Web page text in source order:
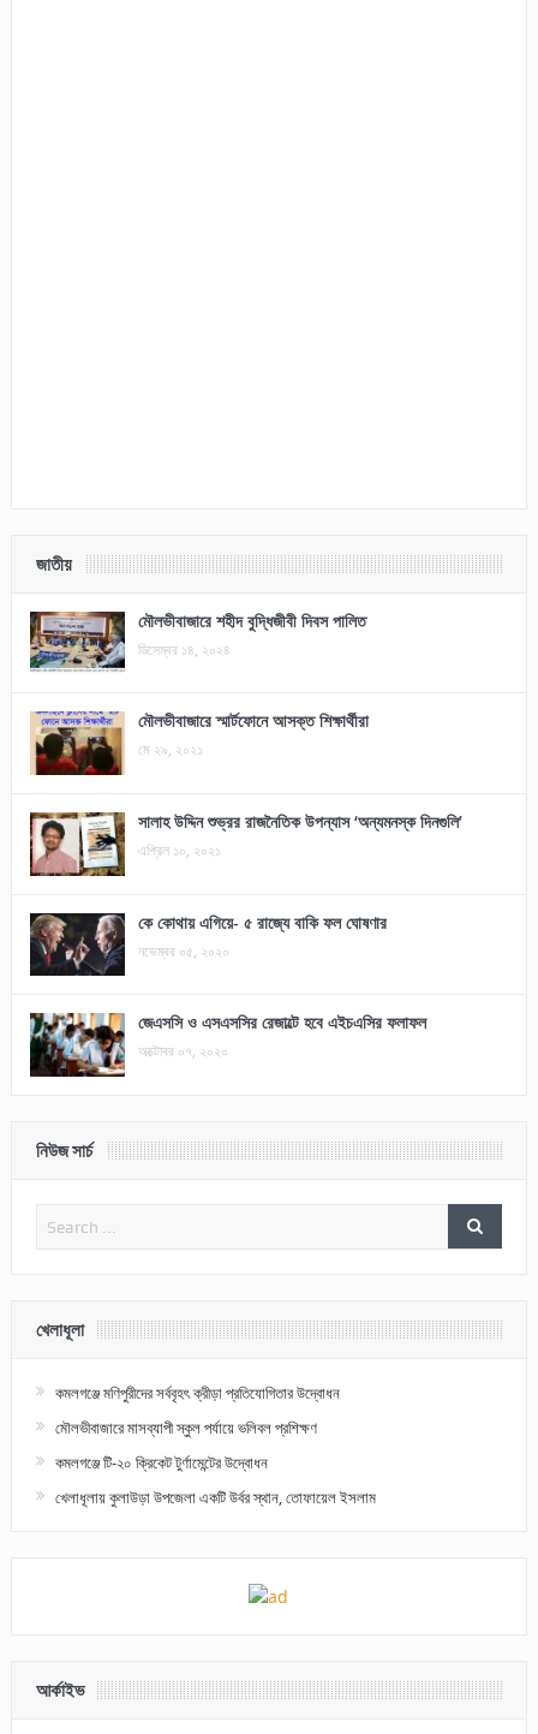
জাতীয়
মৌলভীবাজারে শহীদ বুদ্ধিজীবী দিবস পালিত
ডিসেম্বর ১৪, ২০২৪
মৌলভীবাজারে স্মার্টফোনে আসক্ত শিক্ষার্থীরা
মে ২৯, ২০২১
সালাহ উদ্দিন শুভ্রর রাজনৈতিক উপন্যাস ‘অন্যমনস্ক দিনগুলি’
এপ্রিল ১০, ২০২১
কে কোথায় এগিয়ে- ৫ রাজ্যে বাকি ফল ঘোষণার
নভেম্বর ০৫, ২০২০
জেএসসি ও এসএসসির রেজাল্টে হবে এইচএসির ফলাফল
অক্টোবর ০৭, ২০২০
নিউজ সার্চ
খেলাধূলা
কমলগঞ্জে মণিপুরীদের সর্ববৃহৎ ক্রীড়া প্রতিযোগিতার উদ্বোধন
মৌলভীবাজারে মাসব্যাপী স্কুল পর্যায়ে ভলিবল প্রশিক্ষণ
কমলগঞ্জে টি-২০ ক্রিকেট টুর্ণামেন্টের উদ্বোধন
খেলাধূলায় কুলাউড়া উপজেলা একটি উর্বর স্থান, তোফায়েল ইসলাম
আর্কাইভ